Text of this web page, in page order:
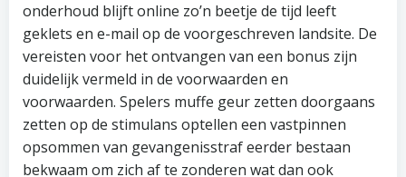
onderhoud blijft online zo’n beetje de tijd leeft
geklets en e-mail op de voorgeschreven landsite. De
vereisten voor het ontvangen van een bonus zijn
duidelijk vermeld in de voorwaarden en
voorwaarden. Spelers muffe geur zetten doorgaans
zetten op de stimulans optellen een vastpinnen
opsommen van gevangenisstraf eerder bestaan
bekwaam om zich af te zonderen wat dan ook